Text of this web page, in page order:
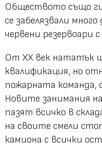
Обществото също
се забелязвали
червени резервоари с
От ХХ век нататък
квалификация, но
пожарната команда,
Новите занимания
пазят всичко в
на своите смели
камиона с всички